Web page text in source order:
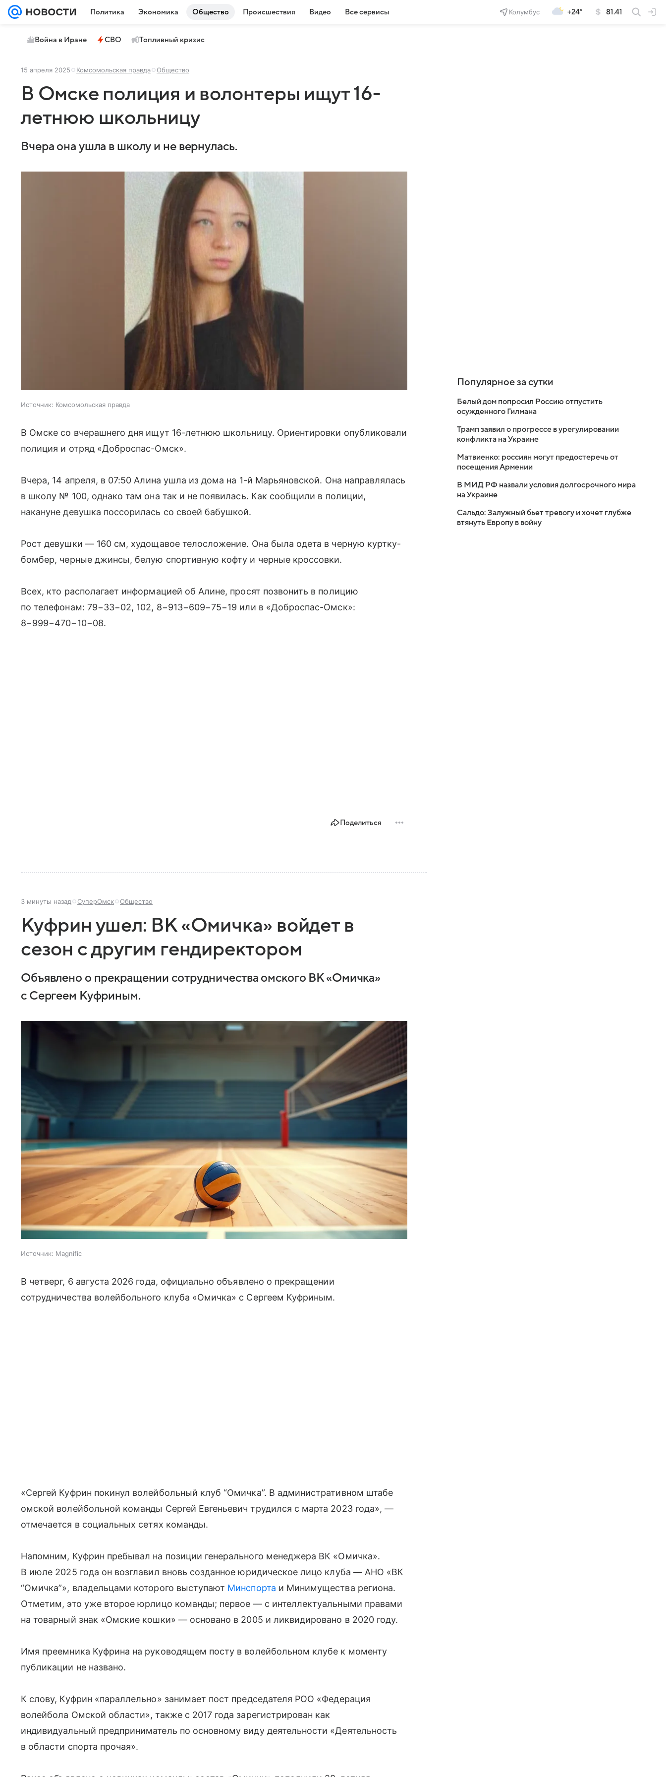
Политика Экономика Общество Происшествия Видео Все сервисы Колумбус +24° 81.41
Война в Иране СВО Топливный кризис
15 апреля 2025 Комсомольская правда Общество
В Омске полиция и волонтеры ищут 16-
летнюю школьницу
Вчера она ушла в школу и не вернулась.
Источник: Комсомольская правда
В Омске со вчерашнего дня ищут 16-летнюю школьницу. Ориентировки опубликовали
полиция и отряд «Доброспас-Омск».
Вчера, 14 апреля, в 07:50 Алина ушла из дома на 1-й Марьяновской. Она направлялась
в школу № 100, однако там она так и не появилась. Как сообщили в полиции,
накануне девушка поссорилась со своей бабушкой.
Рост девушки — 160 см, худощавое телосложение. Она была одета в черную куртку-
бомбер, черные джинсы, белую спортивную кофту и черные кроссовки.
Всех, кто располагает информацией об Алине, просят позвонить в полицию
по телефонам: 79−33−02, 102, 8−913−609−75−19 или в «Доброспас-Омск»:
8−999−470−10−08.
Поделиться
3 минуты назад СуперОмск Общество
Куфрин ушел: ВК «Омичка» войдет в
сезон с другим гендиректором
Объявлено о прекращении сотрудничества омского ВК «Омичка»
с Сергеем Куфриным.
Источник: Magnific
В четверг, 6 августа 2026 года, официально объявлено о прекращении
сотрудничества волейбольного клуба «Омичка» с Сергеем Куфриным.
«Сергей Куфрин покинул волейбольный клуб “Омичка”. В административном штабе
омской волейбольной команды Сергей Евгеньевич трудился с марта 2023 года», —
отмечается в социальных сетях команды.
Напомним, Куфрин пребывал на позиции генерального менеджера ВК «Омичка».
В июле 2025 года он возглавил вновь созданное юридическое лицо клуба — АНО «ВК
“Омичка”», владельцами которого выступают Минспорта и Минимущества региона.
Отметим, это уже второе юрлицо команды; первое — с интеллектуальными правами
на товарный знак «Омские кошки» — основано в 2005 и ликвидировано в 2020 году.
Имя преемника Куфрина на руководящем посту в волейбольном клубе к моменту
публикации не названо.
К слову, Куфрин «параллельно» занимает пост председателя РОО «Федерация
волейбола Омской области», также с 2017 года зарегистрирован как
индивидуальный предприниматель по основному виду деятельности «Деятельность
в области спорта прочая».
Популярное за сутки
Белый дом попросил Россию отпустить
осужденного Гилмана
Трамп заявил о прогрессе в урегулировании
конфликта на Украине
Матвиенко: россиян могут предостеречь от
посещения Армении
В МИД РФ назвали условия долгосрочного мира
на Украине
Сальдо: Залужный бьет тревогу и хочет глубже
втянуть Европу в войну